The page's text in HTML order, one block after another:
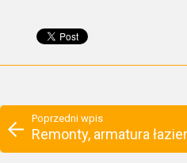
Poprzedni wpis
Remonty, armatura